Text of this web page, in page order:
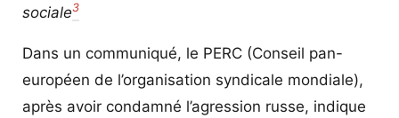
sociale3
Dans un communiqué, le PERC (Conseil pan-
européen de l’organisation syndicale mondiale),
après avoir condamné l’agression russe, indique